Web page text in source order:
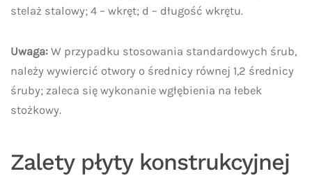
stelaż stalowy; 4 – wkręt; d – długość wkrętu.
Uwaga: W przypadku stosowania standardowych śrub,
należy wywiercić otwory o średnicy równej 1,2 średnicy
śruby; zaleca się wykonanie wgłębienia na łebek
stożkowy.
Zalety płyty konstrukcyjnej